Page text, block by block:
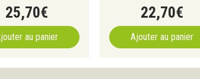
25,70€
au panier
22,70€
Ajouter au panier